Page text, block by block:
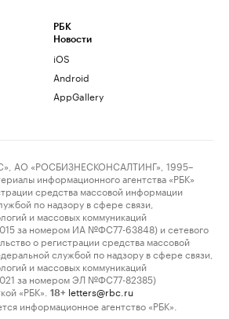
РБК
Новости
iOS
Android
AppGallery
АО «РОСБИЗНЕСКОНСАЛТИНГ», 1995–
информационного агентства «РБК»
средства массовой информации
по надзору в сфере связи,
и массовых коммуникаций
за номером ИА №ФС77-63848) и сетевого
о регистрации средства массовой
службой по надзору в сфере связи,
и массовых коммуникаций
за номером ЭЛ №ФС77-82385)
«РБК».
18+ letters@rbc.ru
информационное агентство «РБК».